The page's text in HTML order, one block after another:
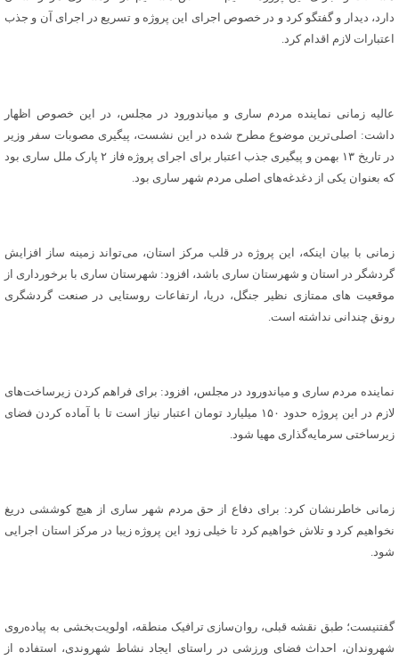
دارد، دیدار و گفتگو کرد و در خصوص اجرای این پروژه و تسریع در اجرای آن و جذب
اعتبارات لازم اقدام کرد.
عالیه زمانی نماینده مردم ساری و میاندورود در مجلس، در این خصوص اظهار
داشت: اصلی‌ترین موضوع مطرح شده در این نشست، پیگیری مصوبات سفر وزیر
در تاریخ ۱۳ بهمن و پیگیری جذب اعتبار برای اجرای پروژه فاز ۲ پارک ملل ساری بود
که بعنوان یکی از دغدغه‌های اصلی مردم شهر ساری بود.
زمانی با بیان اینکه، این پروژه در قلب مرکز استان، می‌تواند زمینه ساز افزایش
گردشگر در استان و شهرستان ساری باشد، افزود: شهرستان ساری با برخورداری از
موقعیت های ممتازی نظیر جنگل، دریا، ارتفاعات روستایی در صنعت گردشگری
رونق چندانی نداشته است.
نماینده مردم ساری و میاندورود در مجلس، افزود: برای فراهم کردن زیرساخت‌های
لازم در این پروژه حدود ۱۵۰ میلیارد تومان اعتبار نیاز است تا با آماده کردن فضای
زیرساختی سرمایه‌گذاری مهیا شود.
زمانی خاطرنشان کرد: برای دفاع از حق مردم شهر ساری از هیچ کوششی دریغ
نخواهیم کرد و تلاش خواهیم کرد تا خیلی زود این پروژه زیبا در مرکز استان اجرایی
شود.
گفتنیست؛ طبق نقشه قبلی، روان‌سازی ترافیک منطقه، اولویت‌بخشی به پیاده‌روی
شهروندان، احداث فضای ورزشی در راستای ایجاد نشاط شهروندی، استفاده از